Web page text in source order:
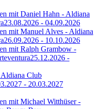
mit Daniel Hahn - Aldiana
23.08.2026 - 04.09.2026
mit Manuel Alves - Aldiana
26.09.2026 - 10.10.2026
mit Ralph Grambow -
25.12.2026 -
Club
- 20.03.2027
mit Michael Witthüser -